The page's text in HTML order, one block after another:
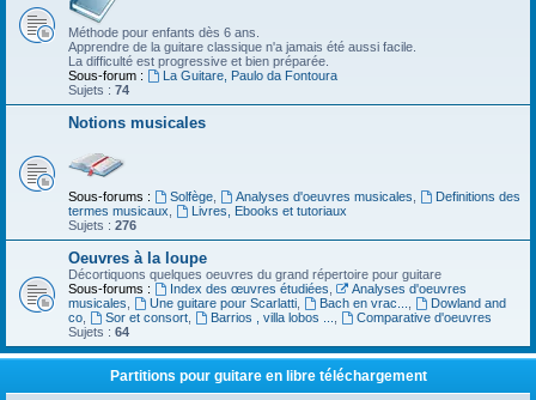
Méthode pour enfants dès 6 ans.
Apprendre de la guitare classique n'a jamais été aussi facile.
La difficulté est progressive et bien préparée.
Sous-forum :
La Guitare, Paulo da Fontoura
Sujets : 74
Notions musicales
Sous-forums : Solfège, Analyses d'oeuvres musicales
Definitions des
termes musicaux
Livres, Ebooks et tutoriaux
Sujets : 276
Oeuvres à la loupe
Décortiquons quelques oeuvres du grand répertoire pour guitare
Sous-forums :
Index des œuvres étudiées
Analyses d'oeuvres
musicales
Une guitare pour Scarlatti, Bach en vrac...
Dowland and
co
Sor et consort, Barrios , villa lobos ...
Comparative d'oeuvres
Sujets : 64
Partitions pour guitare en libre téléchargement